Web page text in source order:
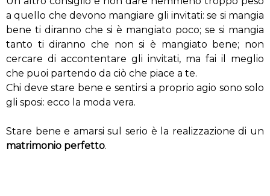
a quello che devono mangiare gli invitati: se si mangia
bene ti diranno che si è mangiato poco; se si mangia
tanto ti diranno che non si è mangiato bene; non
cercare di accontentare gli invitati, ma fai il meglio
che puoi partendo da ciò che piace a te.
Chi deve stare bene e sentirsi a proprio agio sono solo
gli sposi: ecco la moda vera.
Stare bene e amarsi sul serio è la realizzazione di un
matrimonio perfetto.